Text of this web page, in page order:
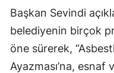
Başkan Sevindi
belediyenin birçok
öne sürerek,
Ayazması’na,